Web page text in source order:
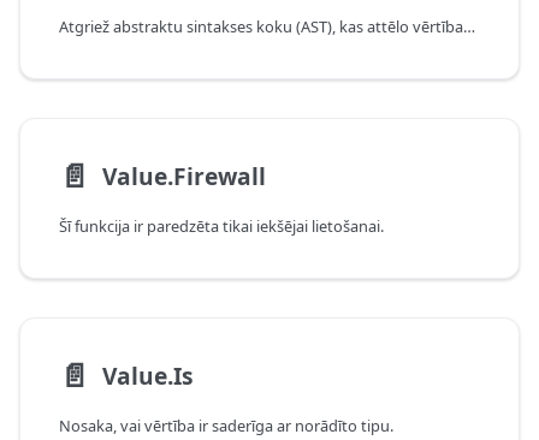
Atgriež abstraktu sintakses koku (AST), kas attēlo vērtības izteiksmi.
📄️ Value.Firewall
Šī funkcija ir paredzēta tikai iekšējai lietošanai.
📄️ Value.Is
Nosaka, vai vērtība ir saderīga ar norādīto tipu.